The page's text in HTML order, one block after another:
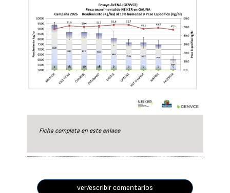
Ficha completa en este enlace
ver/escribir comentarios